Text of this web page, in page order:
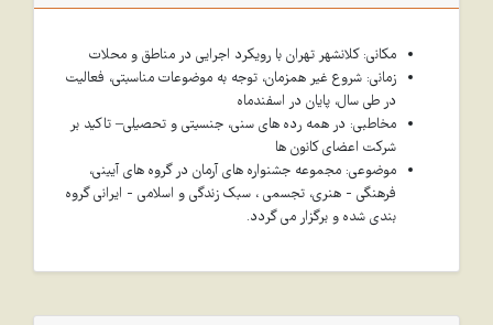
مکانی: کلانشهر تهران با رویکرد اجرایی در مناطق و محلات
زمانی: شروع غیر همزمان، توجه به موضوعات مناسبتی، فعالیت
در طی سال، پایان در اسفندماه
مخاطبی: در همه رده های سنی، جنسیتی و تحصیلی– تاکید بر
شرکت اعضای کانون ها
موضوعی: مجموعه جشنواره های آرمان در گروه های آیینی،
فرهنگی - هنری، تجسمی ، سبک زندگی و اسلامی - ایرانی گروه
بندی شده و برگزار می گردد.